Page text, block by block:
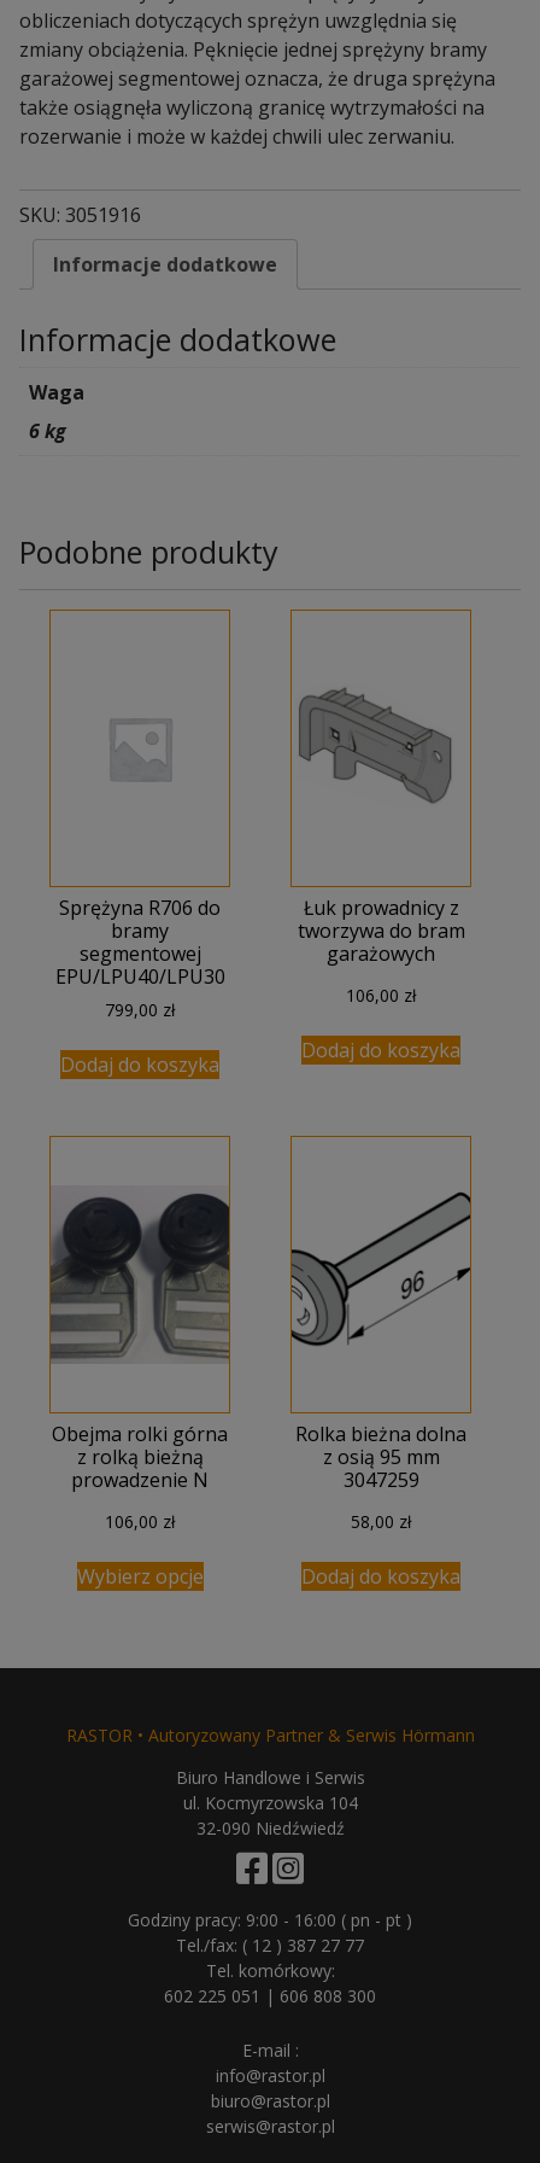
obliczeniach dotyczących sprężyn uwzględnia się
zmiany obciążenia. Pęknięcie jednej sprężyny bramy
garażowej segmentowej oznacza, że druga sprężyna
także osiągnęła wyliczoną granicę wytrzymałości na
rozerwanie i może w każdej chwili ulec zerwaniu.
SKU: 3051916
Informacje dodatkowe
Informacje dodatkowe
Waga
6 kg
Podobne produkty
Sprężyna R706 do
bramy
segmentowej
EPU/LPU40/LPU30
799,00 zł
Dodaj do koszyka
Łuk prowadnicy z
tworzywa do bram
garażowych
106,00 zł
Dodaj do koszyka
Obejma rolki górna
z rolką bieżną
prowadzenie N
106,00 zł
Wybierz opcje
Rolka bieżna dolna
z osią 95 mm
3047259
58,00 zł
Dodaj do koszyka
RASTOR • Autoryzowany Partner & Serwis Hörmann
Biuro Handlowe i Serwis
ul. Kocmyrzowska 104
32-090 Niedźwiedź
Godziny pracy: 9:00 - 16:00 ( pn - pt )
Tel./fax: ( 12 ) 387 27 77
Tel. komórkowy:
602 225 051 | 606 808 300
E-mail :
info@rastor.pl
biuro@rastor.pl
serwis@rastor.pl